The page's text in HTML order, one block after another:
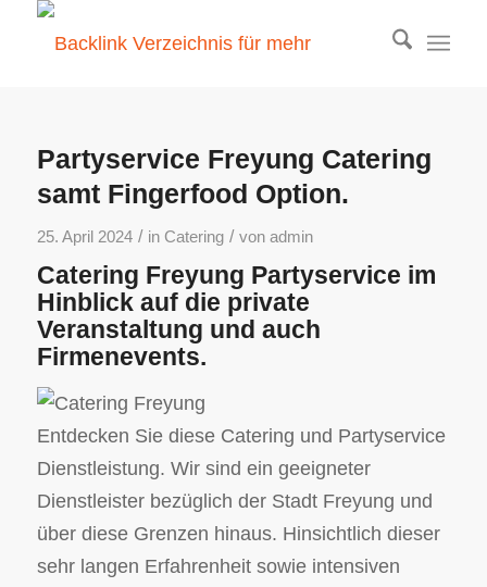
Partyservice Freyung Catering
samt Fingerfood Option.
25. April 2024 / in Catering / von admin
Catering Freyung Partyservice im
Hinblick auf die private
Veranstaltung und auch
Firmenevents.
Entdecken Sie diese Catering und Partyservice
Dienstleistung. Wir sind ein geeigneter
Dienstleister bezüglich der Stadt Freyung und
über diese Grenzen hinaus. Hinsichtlich dieser
sehr langen Erfahrenheit sowie intensiven